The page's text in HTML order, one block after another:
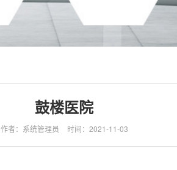
鼓楼医院
作者：系统管理员 时间：2021-11-03